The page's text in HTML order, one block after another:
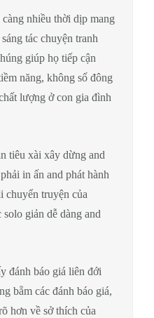
nhiều thời dịp mang
tác chuyện tranh
giúp họ tiếp cận
năng, không số đông
lượng ở con gia đình
tiêu xài xây dừng and
in ấn and phát hành
chuyển truyện của
solo giản dễ dàng and
đánh báo giá liên đới
bẵm các đánh báo giá,
hơn về sở thích của